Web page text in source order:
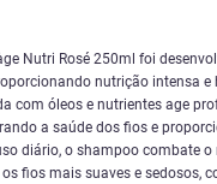
Nutri Rosé 250ml foi
nutrição intensa
com óleos e nutrientes age
a saúde dos fios e
diário, o shampoo combate o
fios mais suaves e sedosos,